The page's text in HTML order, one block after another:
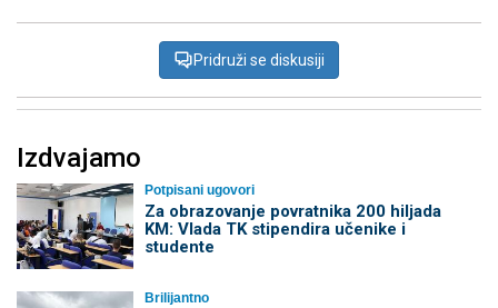
Pridruži se diskusiji
Izdvajamo
Potpisani ugovori
Za obrazovanje povratnika 200 hiljada
KM: Vlada TK stipendira učenike i
studente
Brilijantno